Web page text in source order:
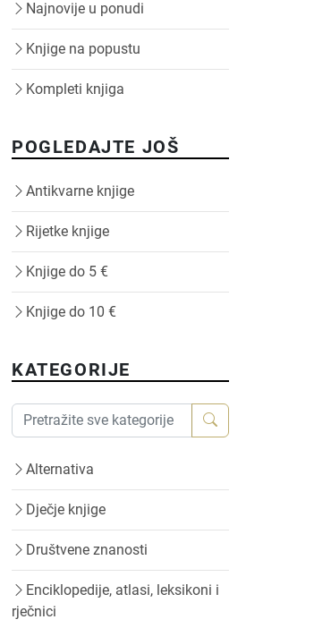
Najnovije u ponudi
Knjige na popustu
Kompleti knjiga
POGLEDAJTE JOŠ
Antikvarne knjige
Rijetke knjige
Knjige do 5 €
Knjige do 10 €
KATEGORIJE
Alternativa
Dječje knjige
Društvene znanosti
Enciklopedije, atlasi, leksikoni i
rječnici